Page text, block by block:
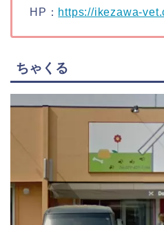
HP： https://ikezawa-
ちゃくる